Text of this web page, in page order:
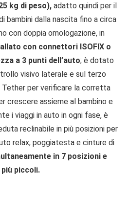
kg di peso), adatto quindi per il
bambini dalla nascita fino a circa
con doppia omologazione, in
con connettori ISOFIX o
a 3 punti dell’auto; è dotato
visivo laterale e sul terzo
Tether per verificare la corretta
crescere assieme al bambino e
i viaggi in auto in ogni fase, è
reclinabile in più posizioni per
relax, poggiatesta e cinture di
in 7 posizioni e
piccoli.